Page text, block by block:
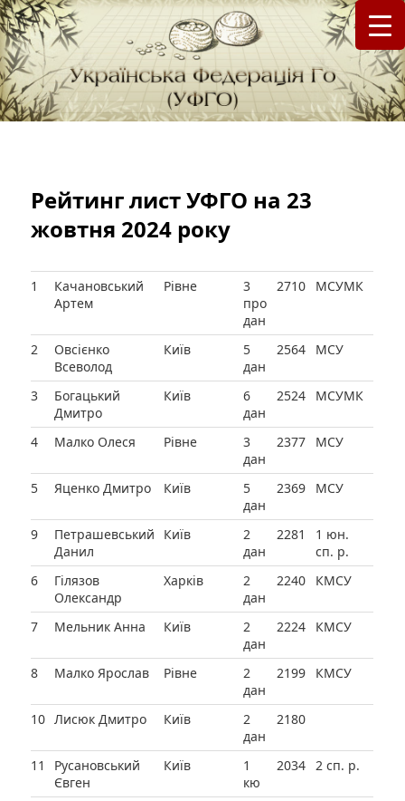
Українська Федерація Го (УФГО)
федерація Го (Бадук, Вейці) в Україні
Рейтинг лист УФГО на 23
жовтня 2024 року
1
Качановський
Артем
Рівне
3
про
дан
2710 МСУМК
2
Овсієнко
Всеволод
Київ
5
дан
2564 МСУ
3
Богацький
Дмитро
Київ
6
дан
2524 МСУМК
4 Малко Олеся Рівне
3
дан
2377 МСУ
5 Яценко Дмитро Київ
5
дан
2369 МСУ
9
Петрашевський
Данил
Київ
2
дан
2281
1 юн.
сп. р.
6
Гілязов
Олександр
Харків
2
дан
2240 КМСУ
7 Мельник Анна Київ
2
дан
2224 КМСУ
8 Малко Ярослав Рівне
2
дан
2199 КМСУ
10 Лисюк Дмитро Київ
2
дан
2180
11
Русановський
Євген
Київ
1
кю
2034 2 сп. р.